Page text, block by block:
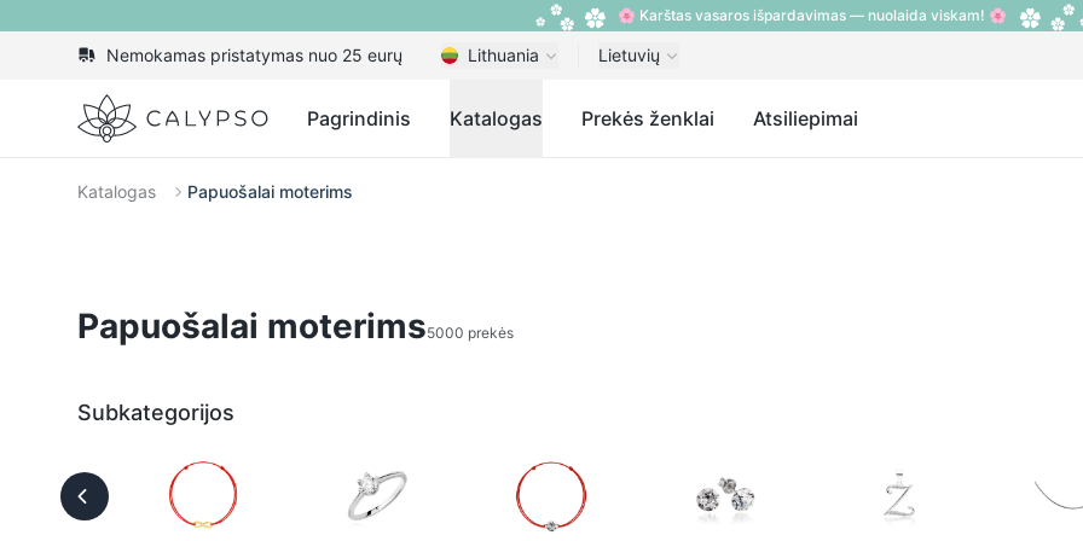
🌸 Karštas vasaros išpardavimas — nuolaida viskam! 🌸
Nemokamas pristatymas nuo 25 eurų Lithuania Lietuvių
Calypso Pagrindinis Katalogas Prekės ženklai Atsiliepimai
Katalogas Papuošalai moterims
Papuošalai moterims5000 prekės
Subkategorijos